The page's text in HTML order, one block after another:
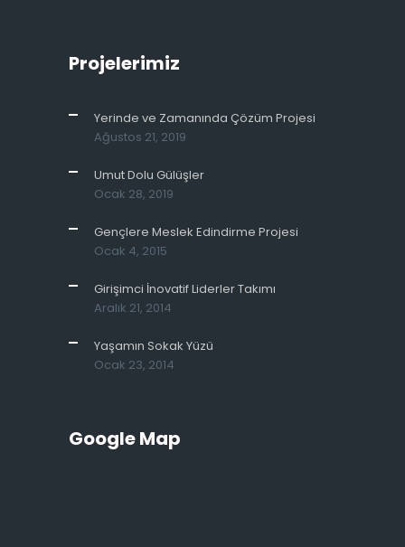
Projelerimiz
Yerinde ve Zamanında Çözüm Projesi
Ağustos 21, 2019
Umut Dolu Gülüşler
Ocak 28, 2019
Gençlere Meslek Edindirme Projesi
Ocak 4, 2015
Girişimci İnovatif Liderler Takımı
Aralık 21, 2014
Yaşamın Sokak Yüzü
Ocak 23, 2014
Google Map